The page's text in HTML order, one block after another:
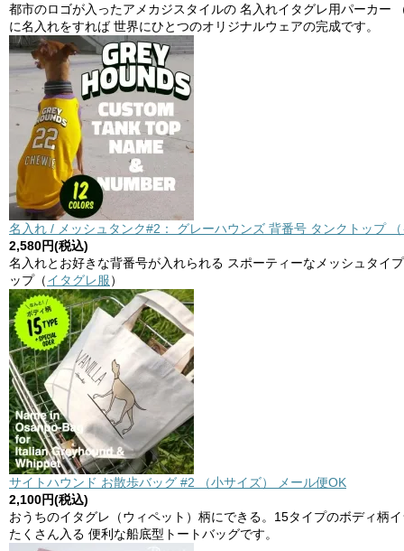
都市のロゴが入ったアメカジスタイルの 名入れイタグレ用パーカー
に名入れをすれば 世界にひとつのオリジナルウェアの完成です。
名入れ / メッシュタンク#2： グレーハウンズ 背番号 タンクトップ
2,580円(税込)
名入れとお好きな背番号が入れられる スポーティーなメッシュタイ
ップ（イタグレ服）
サイトハウンド お散歩バッグ #2 （小サイズ） メール便OK
2,100円(税込)
おうちのイタグレ（ウィペット）柄にできる。15タイプのボディ柄
たくさん入る 便利な船底型トートバッグです。